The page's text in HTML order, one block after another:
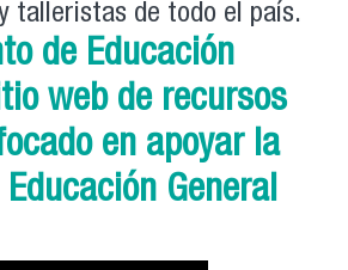
talleristas de todo el país.
de Educación
web de recursos
en apoyar la
General